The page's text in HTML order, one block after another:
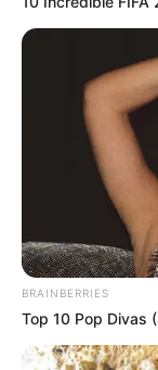
BRAINBERRIES
Top 10 Pop Divas